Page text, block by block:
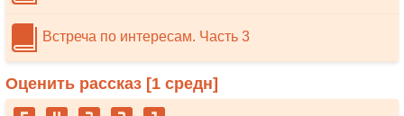
Встреча по интересам. Часть 3
Оценить рассказ [1 средн]